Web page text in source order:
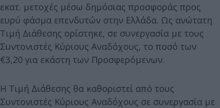
εκατ. μετοχές μέσω δημόσιας προσφοράς προς
ευρύ φάσμα επενδυτών στην Ελλάδα. Ως ανώτατη
Τιμή Διάθεσης ορίστηκε, σε συνεργασία με τους
Συντονιστές Κύριους Αναδόχους, το ποσό των
€3,20 για εκάστη των Προσφερόμενων.
Η Τιμή Διάθεσης θα καθοριστεί από τους
Συντονιστές Κύριους Αναδόχους σε συνεργασία με